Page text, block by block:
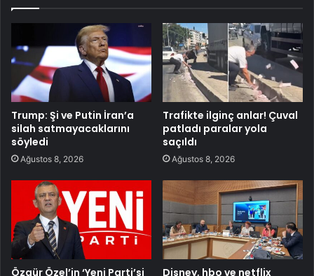
Trump: Şi ve Putin İran’a
silah satmayacaklarını
söyledi
Ağustos 8, 2026
Trafikte ilginç anlar! Çuval
patladı paralar yola
saçıldı
Ağustos 8, 2026
Özgür Özel’in ‘Yeni Parti’si Disney, hbo ve netflix